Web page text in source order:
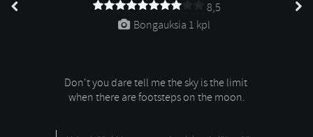
8,5
Bongauksia 1 kpl
Don't you dare tell me the sky is the limit
when there are footsteps on the moon.